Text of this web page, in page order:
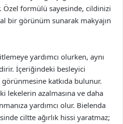
formülü sayesinde, cildinizi
bir görünüm sunarak makyajın
yardımcı olurken, aynı
İçeriğindeki besleyici
görünmesine katkıda bulunur.
lekelerin azalmasına ve daha
yardımcı olur. Bielenda
ciltte ağırlık hissi yaratmaz;